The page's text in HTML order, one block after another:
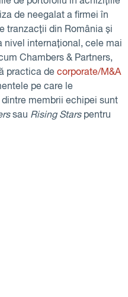
de neegalat a firmei în
tranzacții din România și
nivel internațional, cele mai
Chambers & Partners,
practica de corporate/M&A
pe care le
membrii echipei sunt
sau Rising Stars pentru